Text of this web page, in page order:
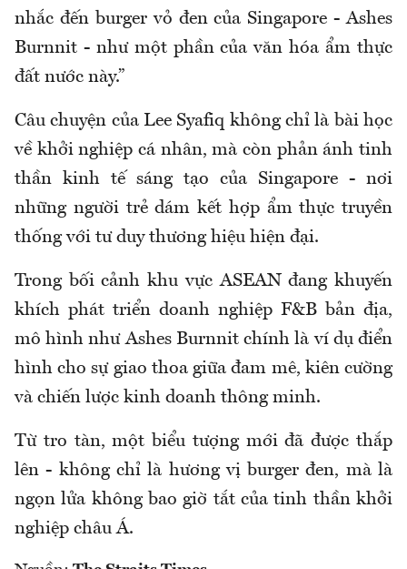
nhắc đến burger vỏ đen của Singapore - Ashes
Burnnit - như một phần của văn hóa ẩm thực
đất nước này.”
Câu chuyện của Lee Syafiq không chỉ là bài học
về khởi nghiệp cá nhân, mà còn phản ánh tinh
thần kinh tế sáng tạo của Singapore - nơi
những người trẻ dám kết hợp ẩm thực truyền
thống với tư duy thương hiệu hiện đại.
Trong bối cảnh khu vực ASEAN đang khuyến
khích phát triển doanh nghiệp F&B bản địa,
mô hình như Ashes Burnnit chính là ví dụ điển
hình cho sự giao thoa giữa đam mê, kiên cường
và chiến lược kinh doanh thông minh.
Từ tro tàn, một biểu tượng mới đã được thắp
lên - không chỉ là hương vị burger đen, mà là
ngọn lửa không bao giờ tắt của tinh thần khởi
nghiệp châu Á.